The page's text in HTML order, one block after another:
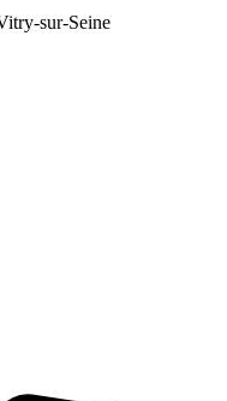
sur-Seine